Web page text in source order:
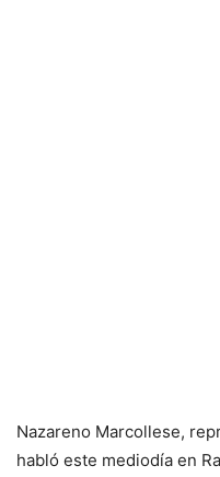
Nazareno Marcollese,
habló este mediodía en